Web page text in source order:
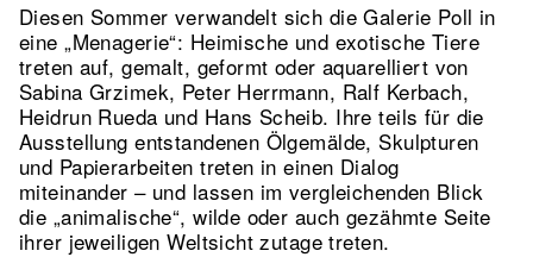
Diesen Sommer verwandelt sich die Galerie Poll in
eine „Menagerie“: Heimische und exotische Tiere
treten auf, gemalt, geformt oder aquarelliert von
Sabina Grzimek, Peter Herrmann, Ralf Kerbach,
Heidrun Rueda und Hans Scheib. Ihre teils für die
Ausstellung entstandenen Ölgemälde, Skulpturen
und Papierarbeiten treten in einen Dialog
miteinander – und lassen im vergleichenden Blick
die „animalische“, wilde oder auch gezähmte Seite
ihrer jeweiligen Weltsicht zutage treten.